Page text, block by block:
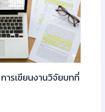
ารเขียนงานวิจัยบทที่